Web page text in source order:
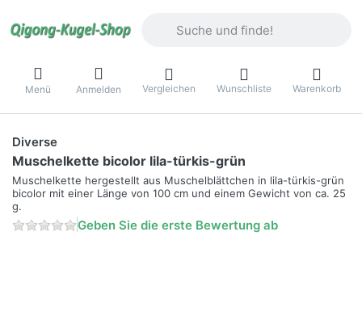
Menü Anmelden Vergleichen Wunschliste Warenkorb
Diverse
Muschelkette bicolor lila-türkis-grün
Muschelkette hergestellt aus Muschelblättchen in lila-türkis-grün
bicolor mit einer Länge von 100 cm und einem Gewicht von ca. 25
g.
Geben Sie die erste Bewertung ab